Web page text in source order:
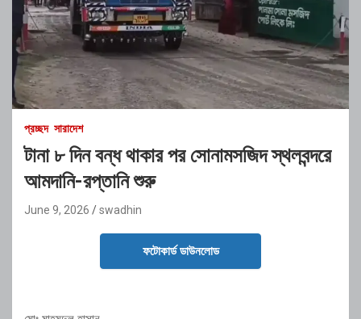
প্রচ্ছদ সারাদেশ
টানা ৮ দিন বন্ধ থাকার পর সোনামসজিদ স্থলবন্দরে
আমদানি-রপ্তানি শুরু
June 9, 2026 swadhin
ফটোকার্ড ডাউনলোড